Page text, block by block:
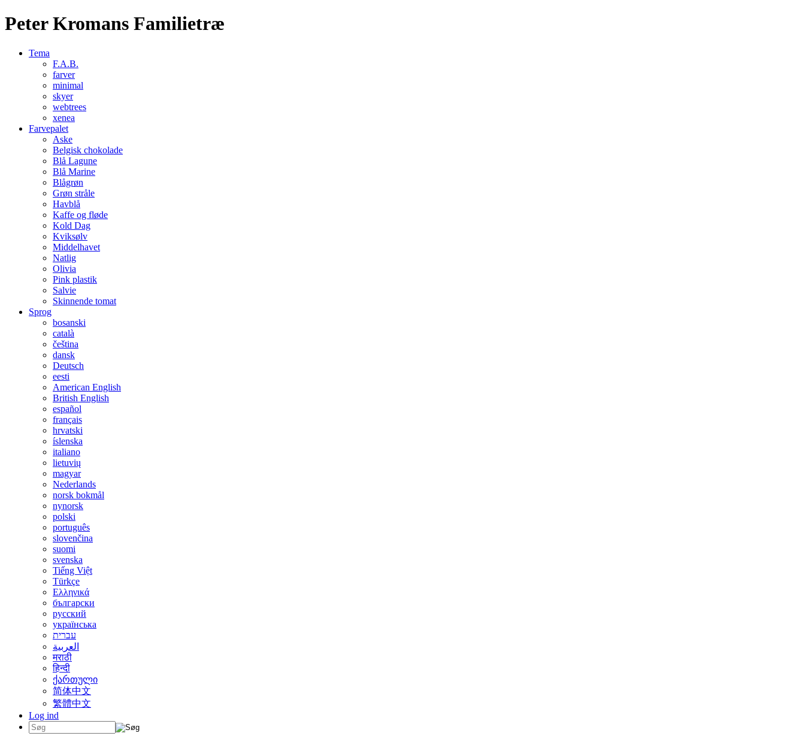
Peter Kromans Familietræ
Tema
F.A.B.
farver
minimal
skyer
webtrees
xenea
Farvepalet
Aske
Belgisk chokolade
Blå Lagune
Blå Marine
Blågrøn
Grøn stråle
Havblå
Kaffe og fløde
Kold Dag
Kviksølv
Middelhavet
Natlig
Olivia
Pink plastik
Salvie
Skinnende tomat
Sprog
bosanski
català
čeština
dansk
Deutsch
eesti
American English
British English
español
français
hrvatski
íslenska
italiano
lietuvių
magyar
Nederlands
norsk bokmål
nynorsk
polski
português
slovenčina
suomi
svenska
Tiếng Việt
Türkçe
Ελληνικά
български
русский
українська
עברית
العربية
मराठी
हिन्दी
ქართული
简体中文
繁體中文
Log ind